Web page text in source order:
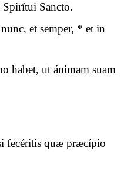
Sancto.
et semper, * et in
habet, ut ánimam suam
fecéritis quæ præcípio